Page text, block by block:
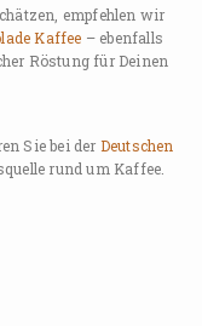
empfehlen wir
Kaffee – ebenfalls
Röstung für Deinen
Sie bei der Deutschen
rund um Kaffee.